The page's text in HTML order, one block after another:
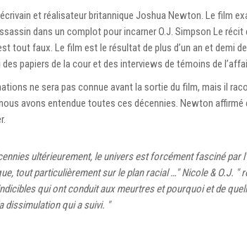
et réalisateur britannique Joshua Newton. Le film
dans un complot pour incarner O.J. Simpson Le
tout faux. Le film est le résultat de plus d’un an et demi
papiers de la cour et des interviews de témoins de
ne sera pas connue avant la sortie du film, mais il
avons entendue toutes ces décennies. Newton
ultérieurement, le univers est forcément fasciné par
tout particulièrement sur le plan racial …" Nicole & O.J. "
qui ont conduit aux meurtres et pourquoi et de
dissimulation qui a suivi. "